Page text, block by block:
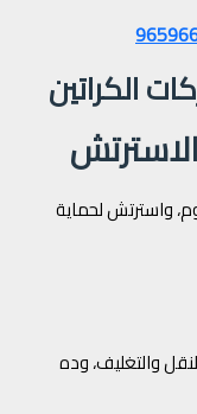
الكراتين
واسترتش لحماية
والتغليف، وده